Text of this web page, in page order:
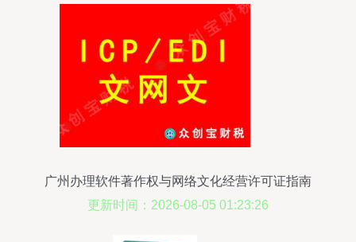
广州办理软件著作权与网络文化经营许可证指南
更新时间：2026-08-05 01:23:26